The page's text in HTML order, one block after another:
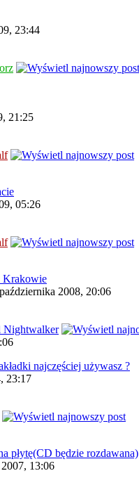
23:44
21:25
05:26
Krakowie
2008, 20:06
Nightwalker
najczęściej używasz ?
23:17
płytę(CD będzie rozdawana)
13:06